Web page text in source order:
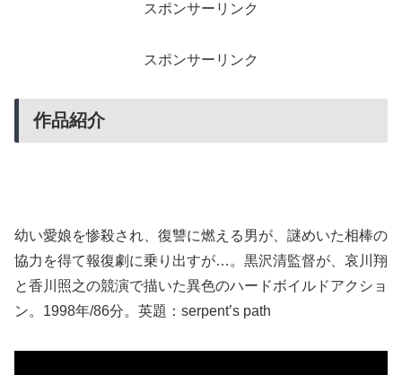
スポンサーリンク
スポンサーリンク
作品紹介
幼い愛娘を惨殺され、復讐に燃える男が、謎めいた相棒の
協力を得て報復劇に乗り出すが…。黒沢清監督が、哀川翔
と香川照之の競演で描いた異色のハードボイルドアクショ
ン。1998年/86分。英題：serpent’s path